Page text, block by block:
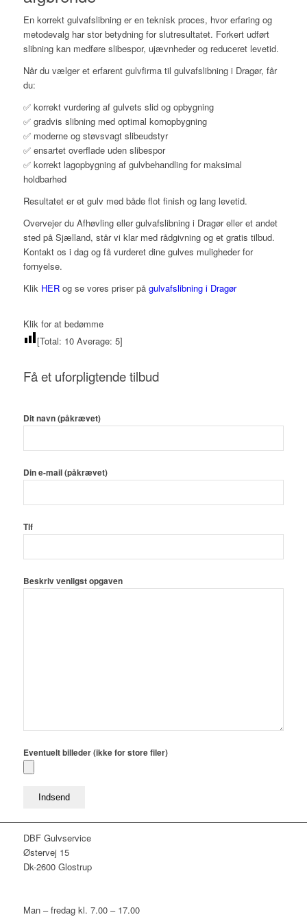
En korrekt gulvafslibning er en teknisk proces, hvor erfaring og
metodevalg har stor betydning for slutresultatet. Forkert udført
slibning kan medføre slibespor, ujævnheder og reduceret levetid.
Når du vælger et erfarent gulvfirma til gulvafslibning i Dragør, får
du:
✅ korrekt vurdering af gulvets slid og opbygning
✅ gradvis slibning med optimal kornopbygning
✅ moderne og støvsvagt slibeudstyr
✅ ensartet overflade uden slibespor
✅ korrekt lagopbygning af gulvbehandling for maksimal
holdbarhed
Resultatet er et gulv med både flot finish og lang levetid.
Overvejer du Afhøvling eller gulvafslibning i Dragør eller et andet
sted på Sjælland, står vi klar med rådgivning og et gratis tilbud.
Kontakt os i dag og få vurderet dine gulves muligheder for
fornyelse.
Klik HERog se vores priser på gulvafslibning i Dragør
Klik for at bedømme
[Total: 10Average: 5]
Få et uforpligtende tilbud
Dit navn (påkrævet)
Din e-mail (påkrævet)
Tlf
Beskriv venligst opgaven
Eventuelt billeder (ikke for store filer)
DBF Gulvservice
Østervej 15
Dk-2600 Glostrup
Man – fredag kl. 7.00 – 17.00